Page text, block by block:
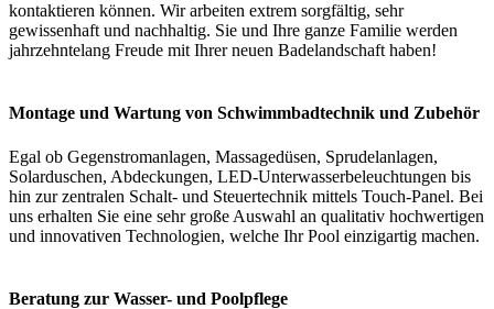
kontaktieren können. Wir arbeiten extrem sorgfältig, sehr
gewissenhaft und nachhaltig. Sie und Ihre ganze Familie werden
jahrzehntelang Freude mit Ihrer neuen Badelandschaft haben!
Montage und Wartung von Schwimmbadtechnik und Zubehör
Egal ob Gegenstromanlagen, Massagedüsen, Sprudelanlagen,
Solarduschen, Abdeckungen, LED-Unterwasserbeleuchtungen bis
hin zur zentralen Schalt- und Steuertechnik mittels Touch-Panel. Bei
uns erhalten Sie eine sehr große Auswahl an qualitativ hochwertigen
und innovativen Technologien, welche Ihr Pool einzigartig machen.
Beratung zur Wasser- und Poolpflege